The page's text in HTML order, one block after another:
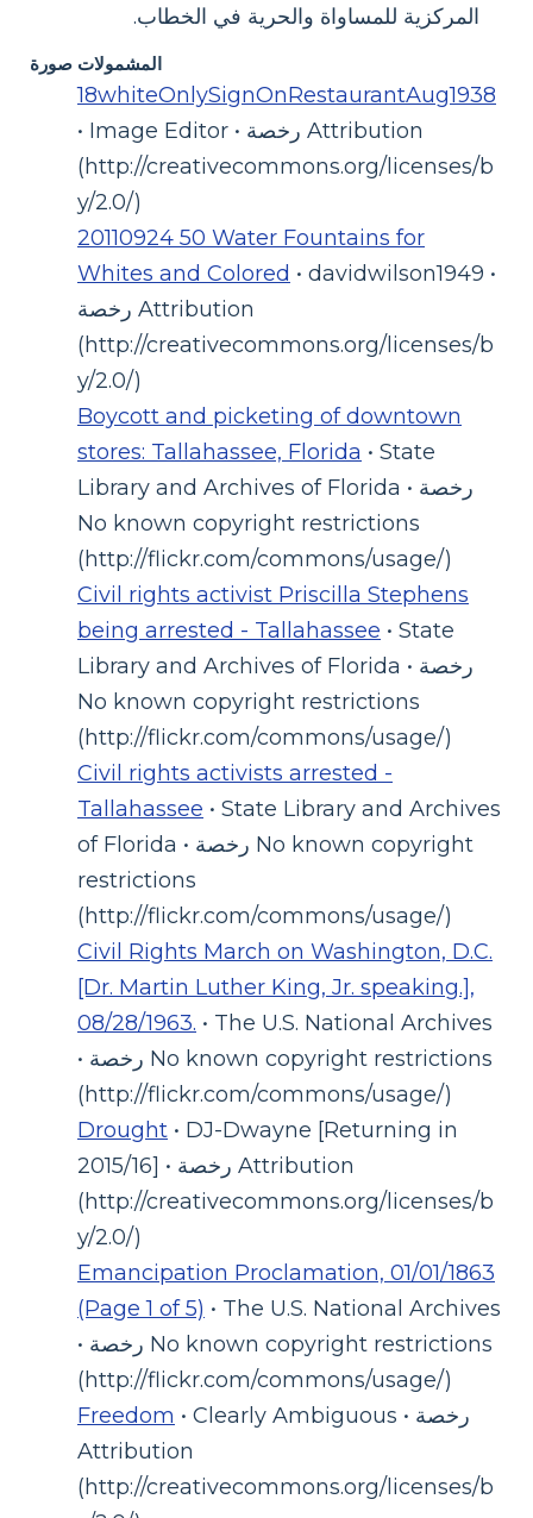
المركزية للمساواة والحرية في الخطاب.
المشمولات صورة
18whiteOnlySignOnRestaurantAug1938
• Image Editor • رخصة Attribution
(http://creativecommons.org/licenses/b
y/2.0/)
20110924 50 Water Fountains for
Whites and Colored • davidwilson1949 •
رخصة Attribution
(http://creativecommons.org/licenses/b
y/2.0/)
Boycott and picketing of downtown
stores: Tallahassee, Florida • State
Library and Archives of Florida • رخصة
No known copyright restrictions
(http://flickr.com/commons/usage/)
Civil rights activist Priscilla Stephens
being arrested - Tallahassee • State
Library and Archives of Florida • رخصة
No known copyright restrictions
(http://flickr.com/commons/usage/)
Civil rights activists arrested -
Tallahassee • State Library and Archives
of Florida • رخصة No known copyright
restrictions
(http://flickr.com/commons/usage/)
Civil Rights March on Washington, D.C.
[Dr. Martin Luther King, Jr. speaking.],
08/28/1963. • The U.S. National Archives
• رخصة No known copyright restrictions
(http://flickr.com/commons/usage/)
Drought • DJ-Dwayne [Returning in
2015/16] • رخصة Attribution
(http://creativecommons.org/licenses/b
y/2.0/)
Emancipation Proclamation, 01/01/1863
(Page 1 of 5) • The U.S. National Archives
• رخصة No known copyright restrictions
(http://flickr.com/commons/usage/)
Freedom • Clearly Ambiguous • رخصة
Attribution
(http://creativecommons.org/licenses/b